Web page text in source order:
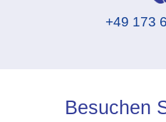
+49 173
Besuchen